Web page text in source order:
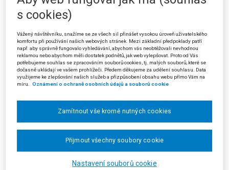
územním plánem, neboť pro účely této stavby nesprávně vyložil pojem
„vnitroblok“ obsažený v obecně závazné vyhlášce města Brna č. 2/2004,
o závazných částech Územního plánu města Brna (dále jen „územní
plán“). Na rozdíl od krajského soudu i od žalovaného se stěžovatelé
domnívali, že za vnitroblok lze považovat nejen prostor zcela uzavřený,
resp. ohraničený okolními budovami, ale též prostor obklopený
zástavbou pouze částečně, který mezi jednotlivými bloky domů
ponechává určitý „volný prostor“. Dle příslušné části grafické a textové
části územního plánu je příslušná lokalita vedena v rámci plochy BC 0.4,
jde o plochu stabilizovanou, tedy (podle Přílohy č. 1 územního plánu) o
dílčí část území, ve kterém se stávající účel a intenzita využití nebude
revitalizace a přestavba území za dodržení charakteru zástavby a indexu
Pro všechny stavební plochy jsou podle Přílohy č. 1 územního plánu pro
s cookies)
Vážený návštěvníku, snažíme se ze všech sil přinášet vysokou úroveň uživatelského
komfortu při používání našich webových stránek. Mezi základní předpoklady patří
např. aby správně fungovalo vyhledávání, abychom vás neobtěžovali nevhodnou
reklamou nebo abychom měli dostatek podnětů, jak web vylepšovat. Proto od Vás
potřebujeme souhlas se zpracováním souborů cookies, tj. malých souborů, které se
dočasně ukládají ve vašem prohlížeči. Předem děkujeme za udělení souhlasu. Data
využijeme ke zlepšování našich služeb a přizpůsobení obsahu webu přímo Vám na
míru. Oznámení o ochraně osobních údajů a souborů cookie
Nastavení souborů cookie
Zamítnout vše kromě nutných cookies
Přijmout všechny soubory cookie